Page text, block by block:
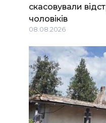
скасовували
чоловіків
08.08.2026